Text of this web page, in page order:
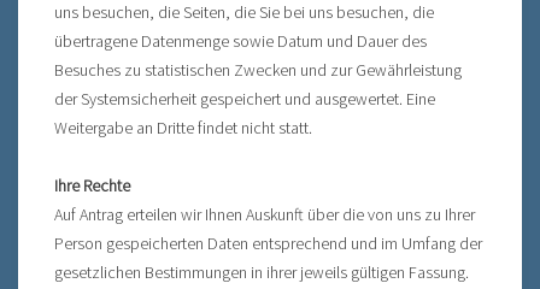
uns besuchen, die Seiten, die Sie bei uns besuchen, die
übertragene Datenmenge sowie Datum und Dauer des
Besuches zu statistischen Zwecken und zur Gewährleistung
der Systemsicherheit gespeichert und ausgewertet. Eine
Weitergabe an Dritte findet nicht statt.
Ihre Rechte
Auf Antrag erteilen wir Ihnen Auskunft über die von uns zu Ihrer
Person gespeicherten Daten entsprechend und im Umfang der
gesetzlichen Bestimmungen in ihrer jeweils gültigen Fassung.